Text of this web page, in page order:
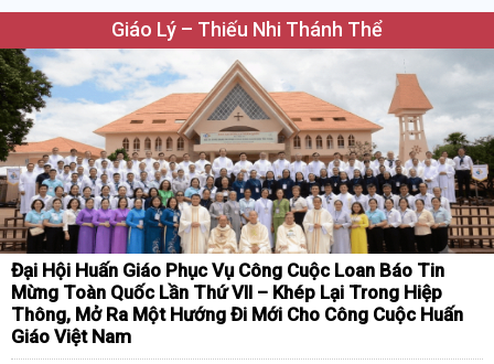
Giáo Lý – Thiếu Nhi Thánh Thể
Đại Hội Huấn Giáo Phục Vụ Công Cuộc Loan Báo Tin
Mừng Toàn Quốc Lần Thứ VII – Khép Lại Trong Hiệp
Thông, Mở Ra Một Hướng Đi Mới Cho Công Cuộc Huấn
Giáo Việt Nam